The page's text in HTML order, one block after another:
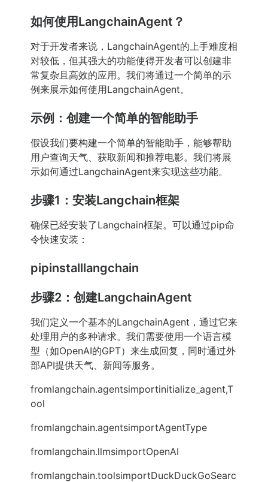
如何使用LangchainAgent？
对于开发者来说，LangchainAgent的上手难度相
对较低，但其强大的功能使得开发者可以创建非
常复杂且高效的应用。我们将通过一个简单的示
例来展示如何使用LangchainAgent。
示例：创建一个简单的智能助手
假设我们要构建一个简单的智能助手，能够帮助
用户查询天气、获取新闻和推荐电影。我们将展
示如何通过LangchainAgent来实现这些功能。
步骤1：安装Langchain框架
确保已经安装了Langchain框架。可以通过pip命
令快速安装：
pipinstalllangchain
步骤2：创建LangchainAgent
我们定义一个基本的LangchainAgent，通过它来
处理用户的多种请求。我们需要使用一个语言模
型（如OpenAI的GPT）来生成回复，同时通过外
部API提供天气、新闻等服务。
fromlangchain.agentsimportinitialize_agent,T
ool
fromlangchain.agentsimportAgentType
fromlangchain.llmsimportOpenAI
fromlangchain.toolsimportDuckDuckGoSearc